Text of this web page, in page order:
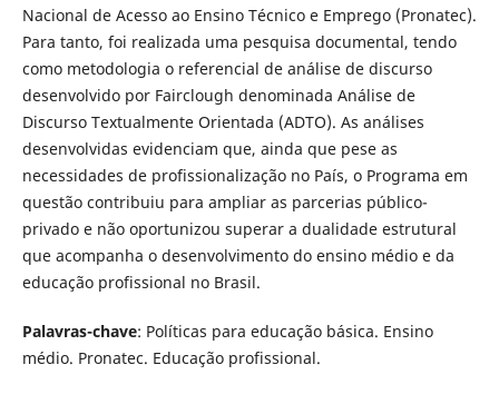
Nacional de Acesso ao Ensino Técnico e Emprego (Pronatec).
Para tanto, foi realizada uma pesquisa documental, tendo
como metodologia o referencial de análise de discurso
desenvolvido por Fairclough denominada Análise de
Discurso Textualmente Orientada (ADTO). As análises
desenvolvidas evidenciam que, ainda que pese as
necessidades de profissionalização no País, o Programa em
questão contribuiu para ampliar as parcerias público-
privado e não oportunizou superar a dualidade estrutural
que acompanha o desenvolvimento do ensino médio e da
educação profissional no Brasil.
Palavras-chave: Políticas para educação básica. Ensino
médio. Pronatec. Educação profissional.